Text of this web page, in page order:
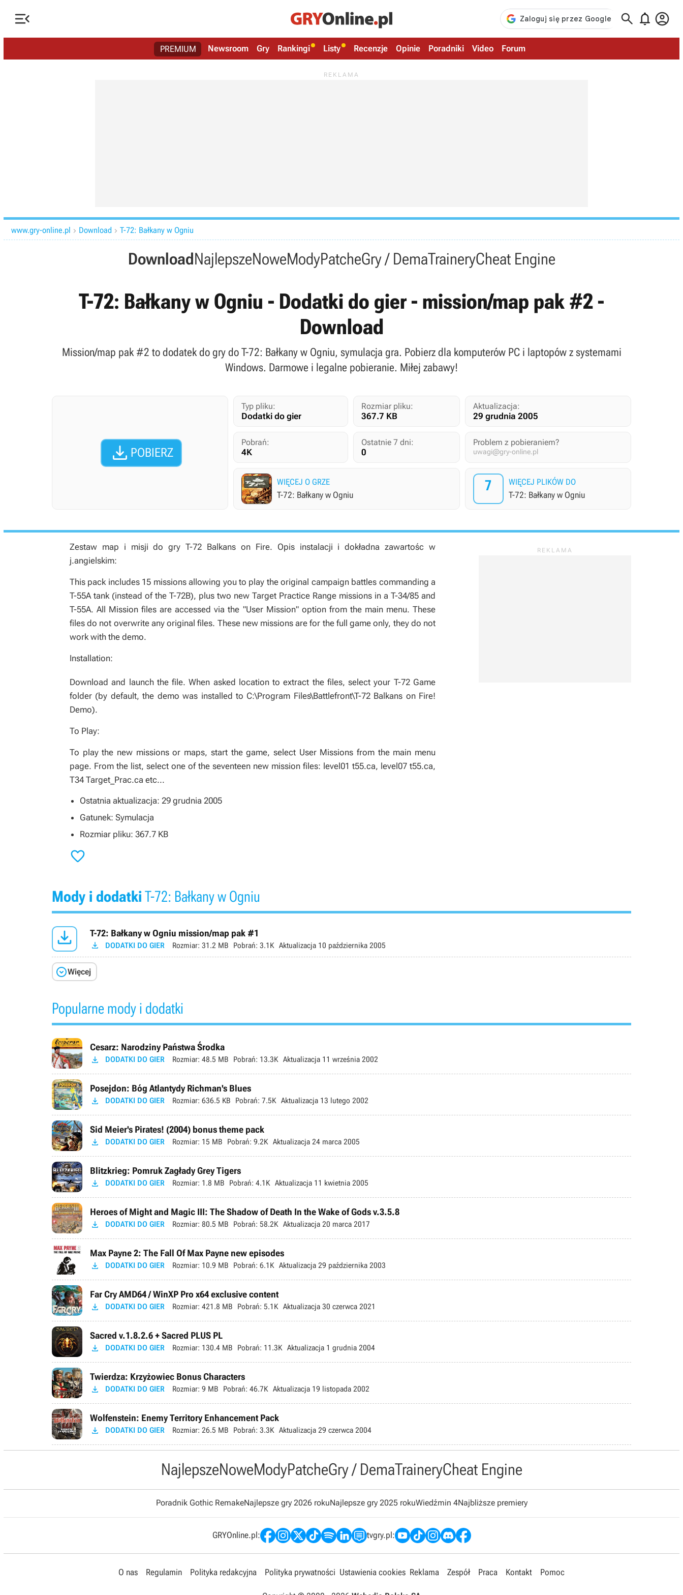
   
PREMIUM Newsroom Gry Rankingi Listy Recenzje Opinie Poradniki Video Forum
www.gry-online.pl  Download  T-72: Bałkany w Ogniu
DownloadNajlepszeNoweModyPatcheGry / DemaTraineryCheat Engine
T-72: Bałkany w Ogniu - Dodatki do gier - mission/map pak #2 -
Download
Mission/map pak #2 to dodatek do gry do T-72: Bałkany w Ogniu, symulacja gra. Pobierz dla komputerów PC i laptopów z systemami
Windows. Darmowe i legalne pobieranie. Miłej zabawy!
 POBIERZ
Typ pliku:
Dodatki do gier
Rozmiar pliku:
367.7 KB
Aktualizacja:
29 grudnia 2005
Pobrań:
4K
Ostatnie 7 dni:
0
Problem z pobieraniem?
uwagi@gry-online.pl
WIĘCEJ O GRZE
T-72: Bałkany w Ogniu
7 WIĘCEJ PLIKÓW DO
T-72: Bałkany w Ogniu
Zestaw map i misji do gryT-72 Balkans on Fire. Opis instalacji i dokładna zawartośc w
j.angielskim:
This pack includes 15 missions allowing you to play the original campaign battles commanding a
T-55A tank (instead of the T-72B), plus two new Target Practice Range missions in a T-34/85 and
T-55A. All Mission files are accessed via the "User Mission" option from the main menu. These
files do not overwrite any original files. These new missions are for the full game only, they do not
work with the demo.
Installation:
Download and launch the file. When asked location to extract the files, select your T-72 Game
folder (by default, the demo was installed to C:\Program Files\Battlefront\T-72 Balkans on Fire!
Demo).
To Play:
To play the new missions or maps, start the game, select User Missions from the main menu
page. From the list, select one of the seventeen new mission files: level01 t55.ca, level07 t55.ca,
T34 Target_Prac.ca etc...
Ostatnia aktualizacja: 29 grudnia 2005
Gatunek: Symulacja
Rozmiar pliku: 367.7 KB

Mody i dodatkiT-72: Bałkany w Ogniu
 T-72: Bałkany w Ogniu mission/map pak #1
 DODATKI DO GIER Rozmiar: 31.2 MB Pobrań: 3.1K Aktualizacja 10 października 2005
Więcej
Popularne mody i dodatki
Cesarz: Narodziny Państwa Środka
 DODATKI DO GIER Rozmiar: 48.5 MB Pobrań: 13.3K Aktualizacja 11 września 2002
Posejdon: Bóg Atlantydy Richman's Blues
 DODATKI DO GIER Rozmiar: 636.5 KB Pobrań: 7.5K Aktualizacja 13 lutego 2002
Sid Meier's Pirates! (2004) bonus theme pack
 DODATKI DO GIER Rozmiar: 15 MB Pobrań: 9.2K Aktualizacja 24 marca 2005
Blitzkrieg: Pomruk Zagłady Grey Tigers
 DODATKI DO GIER Rozmiar: 1.8 MB Pobrań: 4.1K Aktualizacja 11 kwietnia 2005
Heroes of Might and Magic III: The Shadow of Death In the Wake of Gods v.3.5.8
 DODATKI DO GIER Rozmiar: 80.5 MB Pobrań: 58.2K Aktualizacja 20 marca 2017
Max Payne 2: The Fall Of Max Payne new episodes
 DODATKI DO GIER Rozmiar: 10.9 MB Pobrań: 6.1K Aktualizacja 29 października 2003
Far Cry AMD64 / WinXP Pro x64 exclusive content
 DODATKI DO GIER Rozmiar: 421.8 MB Pobrań: 5.1K Aktualizacja 30 czerwca 2021
Sacred v.1.8.2.6 + Sacred PLUS PL
 DODATKI DO GIER Rozmiar: 130.4 MB Pobrań: 11.3K Aktualizacja 1 grudnia 2004
Twierdza: Krzyżowiec Bonus Characters
 DODATKI DO GIER Rozmiar: 9 MB Pobrań: 46.7K Aktualizacja 19 listopada 2002
Wolfenstein: Enemy Territory Enhancement Pack
 DODATKI DO GIER Rozmiar: 26.5 MB Pobrań: 3.3K Aktualizacja 29 czerwca 2004
NajlepszeNoweModyPatcheGry / DemaTraineryCheat Engine
Poradnik Gothic RemakeNajlepsze gry 2026 rokuNajlepsze gry 2025 rokuWiedźmin 4Najbliższe premiery
GRYOnline.pl: tvgry.pl:
O nas Regulamin Polityka redakcyjna Polityka prywatności Ustawienia cookies Reklama Zespół Praca Kontakt Pomoc